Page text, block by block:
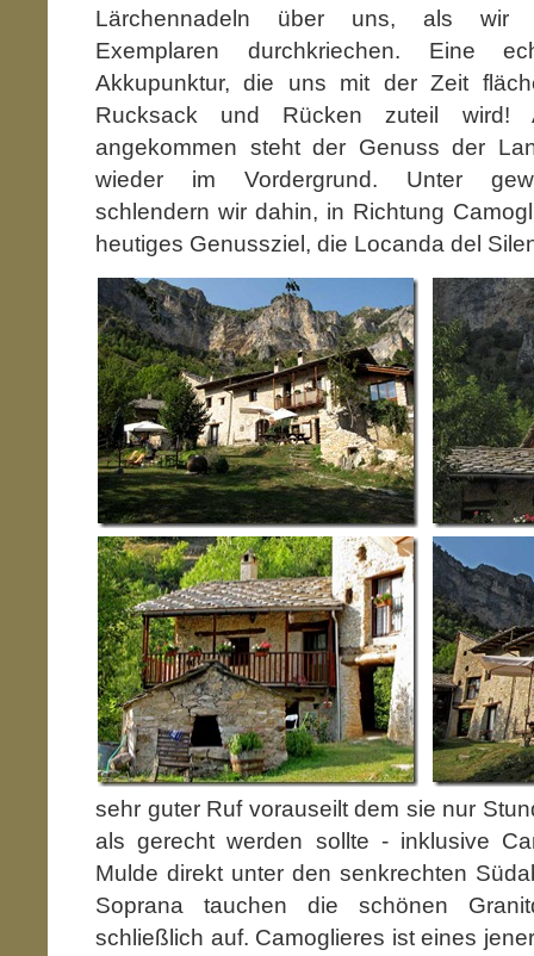
Lärchennadeln über uns, als wir
Exemplaren durchkriechen. Eine
Akkupunktur, die uns mit der Zeit
Rucksack und Rücken zuteil wird!
angekommen steht der Genuss der
wieder im Vordergrund. Unter
schlendern wir dahin, in Richtung
heutiges Genussziel, die Locanda del
sehr guter Ruf vorauseilt dem sie nur
als gerecht werden sollte - inklusive
Mulde direkt unter den senkrechten
Soprana tauchen die schönen
schließlich auf. Camoglieres ist eines